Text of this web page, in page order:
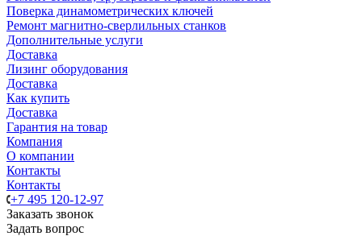
Поверка динамометрических ключей
Ремонт магнитно-сверлильных станков
Дополнительные услуги
Доставка
Лизинг оборудования
Доставка
Как купить
Доставка
Гарантия на товар
Компания
О компании
Контакты
Контакты
+7 495 120-12-97
Заказать звонок
Задать вопрос